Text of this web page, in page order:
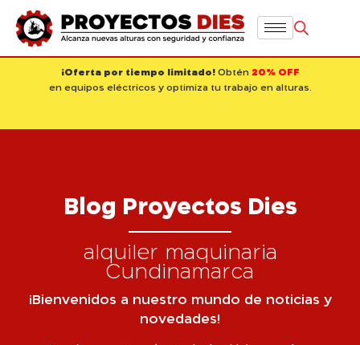
¡Oferta por tiempo limitado!Obtén 20% OFF
en equipos eléctricos y optimiza tu trabajo en alturas.
Blog Proyectos Dies
alquiler maquinaria
Cundinamarca
¡Bienvenidos a nuestro mundo de noticias y
novedades!